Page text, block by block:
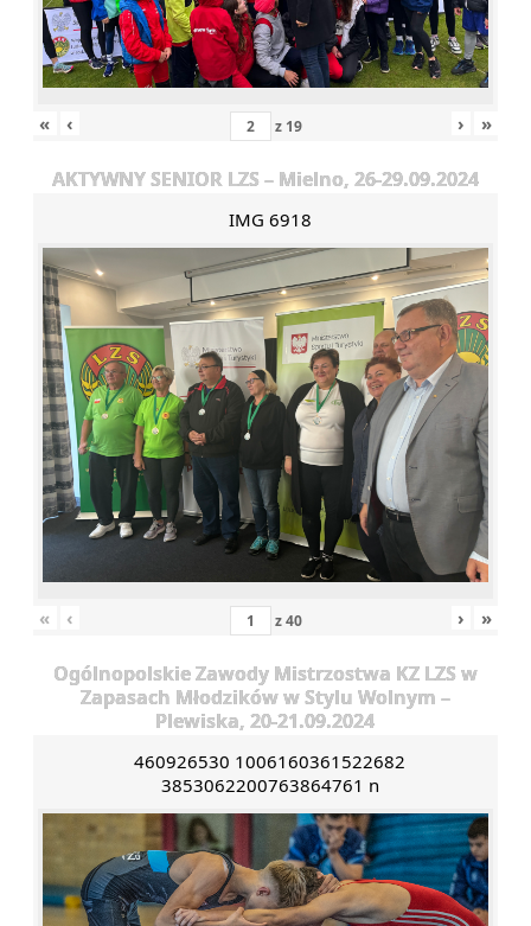
« ‹ z 19 › »
AKTYWNY SENIOR LZS – Mielno, 26-29.09.2024
IMG 6918
« ‹ z40 › »
Ogólnopolskie Zawody Mistrzostwa KZ LZS w
Zapasach Młodzików w Stylu Wolnym –
Plewiska, 20-21.09.2024
460926530 1006160361522682
3853062200763864761 n